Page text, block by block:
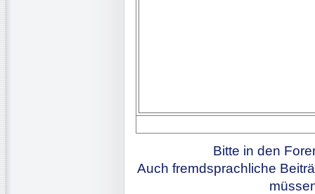
Bitte in den
Auch fremdsprachliche